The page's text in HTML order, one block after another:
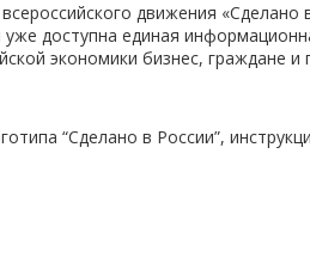
движения
доступна единая
экономики бизнес, граждане
“Сделано в России”,